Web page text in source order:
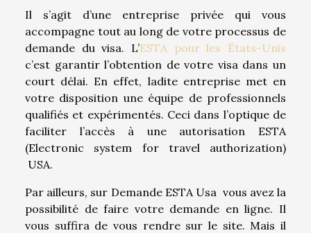
Il s’agit d’une entreprise privée qui vous
accompagne tout au long de votre processus de
demande du visa. L’ESTA pour les États-Unis
c’est garantir l’obtention de votre visa dans un
court délai. En effet, ladite entreprise met en
votre disposition une équipe de professionnels
qualifiés et expérimentés. Ceci dans l’optique de
faciliter l’accès à une autorisation ESTA
(Electronic system for travel authorization)
USA.
Par ailleurs, sur Demande ESTA Usa vous avez la
possibilité de faire votre demande en ligne. Il
vous suffira de vous rendre sur le site. Mais il